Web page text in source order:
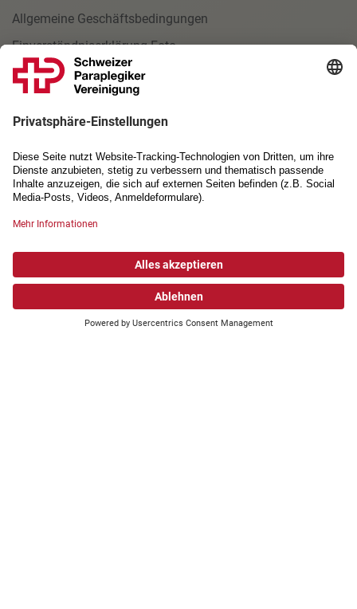
Allgemeine Geschäftsbedingungen
Einverständniserklärung Foto
NEWSLETTER
Anmeldung
PARTNER